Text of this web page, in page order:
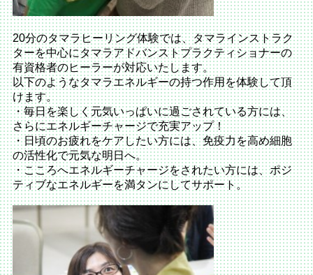
20分のタマラヒーリング体験では、タマラインストラク
ターを中心にタマラアドバンストプラクティショナーの
有資格者のヒーラーが対応いたします。
以下のようなタマラエネルギーの持つ作用を体験して頂
けます。
・毎日を楽しく元気いっぱいに過ごされている方には、
さらにエネルギーチャージで充実アップ！
・日頃のお疲れをケアしたい方には、免疫力を高め細胞
の活性化で元気な明日へ。
・こころへエネルギーチャージをされたい方には、ポジ
ティブなエネルギーを満タンにしてサポート。